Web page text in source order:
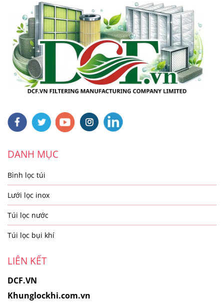
DANH MỤC
Bình lọc túi
Lưới lọc inox
Túi lọc nước
Túi lọc bụi khí
LIÊN KẾT
DCF.VN
Khunglockhi.com.vn